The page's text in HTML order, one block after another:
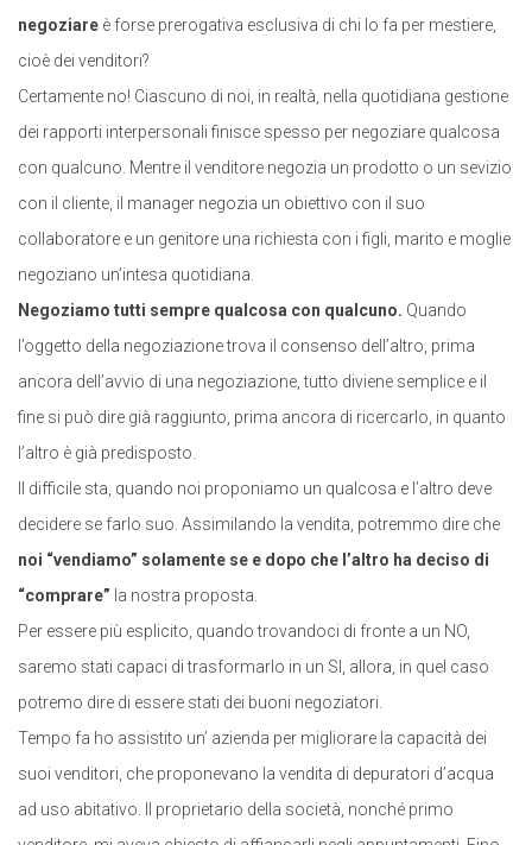
negoziare è forse prerogativa esclusiva di chi lo fa per mestiere,
cioè dei venditori?
Certamente no! Ciascuno di noi, in realtà, nella quotidiana gestione
dei rapporti interpersonali finisce spesso per negoziare qualcosa
con qualcuno. Mentre il venditore negozia un prodotto o un sevizio
con il cliente, il manager negozia un obiettivo con il suo
collaboratore e un genitore una richiesta con i figli, marito e moglie
negoziano un’intesa quotidiana.
Negoziamo tutti sempre qualcosa con qualcuno. Quando
l’oggetto della negoziazione trova il consenso dell’altro, prima
ancora dell’avvio di una negoziazione, tutto diviene semplice e il
fine si può dire già raggiunto, prima ancora di ricercarlo, in quanto
l’altro è già predisposto.
Il difficile sta, quando noi proponiamo un qualcosa e l’altro deve
decidere se farlo suo. Assimilando la vendita, potremmo dire che
noi “vendiamo” solamente se e dopo che l’altro ha deciso di
“comprare” la nostra proposta.
Per essere più esplicito, quando trovandoci di fronte a un NO,
saremo stati capaci di trasformarlo in un SI, allora, in quel caso
potremo dire di essere stati dei buoni negoziatori.
Tempo fa ho assistito un’ azienda per migliorare la capacità dei
suoi venditori, che proponevano la vendita di depuratori d’acqua
ad uso abitativo. Il proprietario della società, nonché primo